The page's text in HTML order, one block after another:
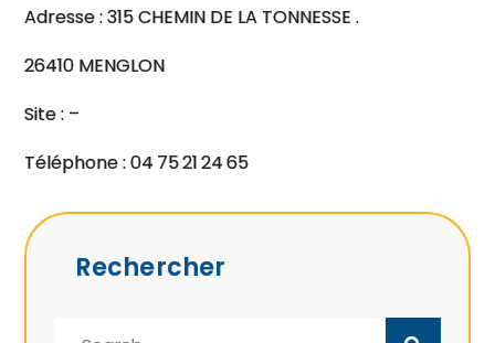
Adresse : 315 CHEMIN DE LA TONNESSE .
26410 MENGLON
Site : –
Téléphone : 04 75 21 24 65
Rechercher